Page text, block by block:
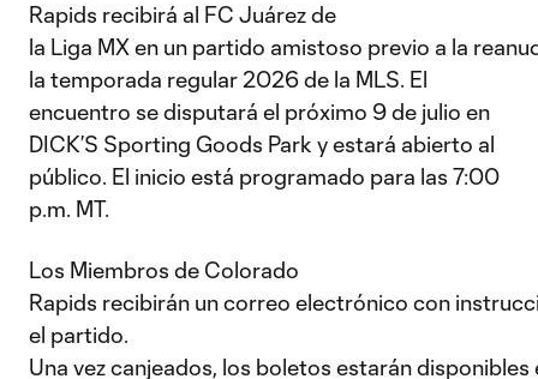
Rapids recibirá al FC Juárez de
la Liga MX en un partido amistoso previo a la
la temporada regular 2026 de la MLS. El
encuentro se disputará el próximo 9 de julio en
DICK’S Sporting Goods Park y estará abierto al
público. El inicio está programado para las 7:00
p.m. MT.
Los Miembros de Colorado
Rapids recibirán un correo electrónico con
el partido.
Una vez canjeados, los boletos estarán disponibles